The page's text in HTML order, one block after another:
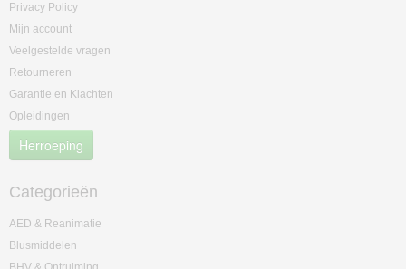
Privacy Policy
Mijn account
Veelgestelde vragen
Retourneren
Garantie en Klachten
Opleidingen
Herroeping
Categorieën
AED & Reanimatie
Blusmiddelen